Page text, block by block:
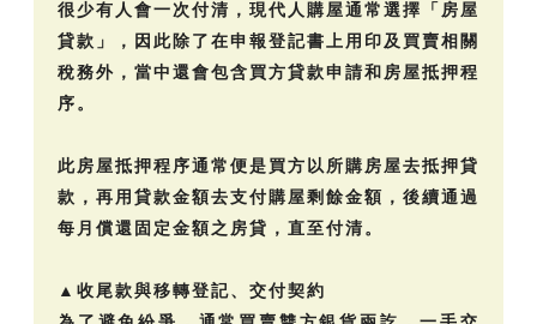
很少有人會一次付清，現代人購屋通常選擇「房屋
貸款」，因此除了在申報登記書上用印及買賣相關
稅務外，當中還會包含買方貸款申請和房屋抵押程
序。
此房屋抵押程序通常便是買方以所購房屋去抵押貸
款，再用貸款金額去支付購屋剩餘金額，後續通過
每月償還固定金額之房貸，直至付清。
▲收尾款與移轉登記、交付契約